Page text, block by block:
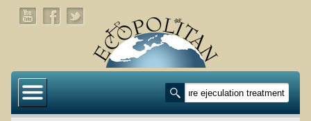
דף הבית
תעלומת שומן הדולפינים: מה גילינו כששתי קבוצות